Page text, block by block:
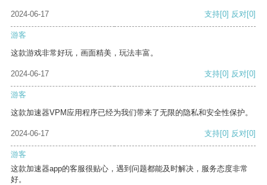
2024-06-17 支持[0] 反对[0]
游客
这款游戏非常好玩，画面精美，玩法丰富。
2024-06-17 支持[0] 反对[0]
游客
这款加速器VPM应用程序已经为我们带来了无限的隐私和安全性保护。
2024-06-17 支持[0] 反对[0]
游客
这款加速器app的客服很贴心，遇到问题都能及时解决，服务态度非常
好。